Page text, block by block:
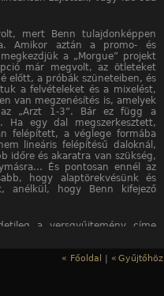
mert Benn tulajdonképpen
Amikor aztán a promo- és
a „Morgue” projekt
már megvolt, az ötleteket
előtt, a próbák szüneteiben, és
a felvételeket és a mixelést,
van megzenésítés is, amelyek
„Arzt 1-3”. Bár ez függ a
Ha egy dal megszerkesztett,
felépített, a véglege formába
lineáris felépítésű daloknál,
időre és akaratra van szükség,
És pontosan ennél az
hogy alaptörekvésünk és
anélkül, hogy Benn kifejező
a versgyűjtemény címe
« Főoldal | « Gyűjtőhöz